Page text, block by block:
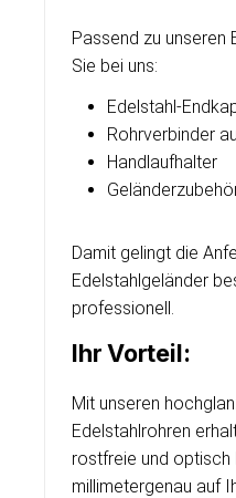
Passend zu unseren
Sie bei uns:
Edelstahl-
Rohrverbinder
Handlaufhalter
Damit gelingt die
Edelstahlgeländer
professionell.
Ihr Vorteil:
Mit unseren
Edelstahlrohren
rostfreie und
millimetergenau auf